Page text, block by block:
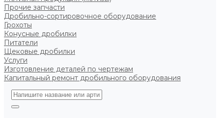
Прочие запчасти
Дробильно-сортировочное оборудование
Грохоты
Конусные дробилки
Питатели
Щековые дробилки
Услуги
Изготовление деталей по чертежам
Капитальный ремонт дробильного оборудования